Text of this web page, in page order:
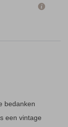
bedanken
een vintage